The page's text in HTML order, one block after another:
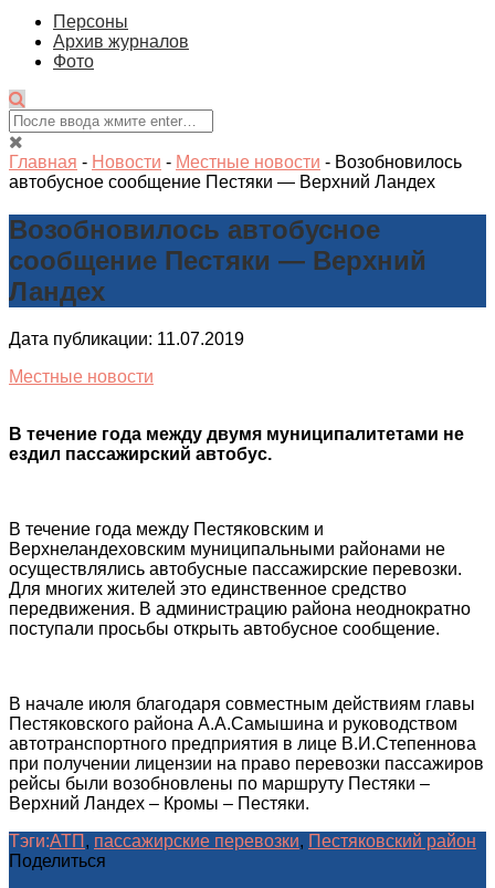
Персоны
Архив журналов
Фото
Главная - Новости - Местные новости - Возобновилось
автобусное сообщение Пестяки — Верхний Ландех
Возобновилось автобусное
сообщение Пестяки — Верхний
Ландех
Дата публикации: 11.07.2019
Местные новости
В течение года между двумя муниципалитетами не
ездил пассажирский автобус.
В течение года между Пестяковским и
Верхнеландеховским муниципальными районами не
осуществлялись автобусные пассажирские перевозки.
Для многих жителей это единственное средство
передвижения. В администрацию района неоднократно
поступали просьбы открыть автобусное сообщение.
В начале июля благодаря совместным действиям главы
Пестяковского района А.А.Самышина и руководством
автотранспортного предприятия в лице В.И.Степеннова
при получении лицензии на право перевозки пассажиров
рейсы были возобновлены по маршруту Пестяки –
Верхний Ландех – Кромы – Пестяки.
Тэги:АТП , пассажирские перевозки, Пестяковский район
Поделиться